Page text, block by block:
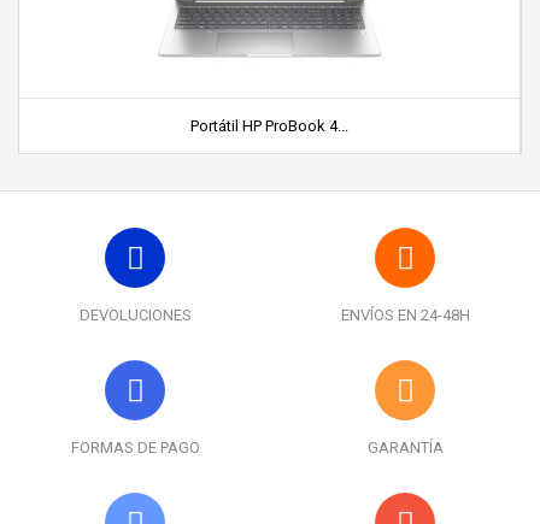
Portátil HP ProBook 4...
DEVOLUCIONES ENVÍOS EN 24-48H
FORMAS DE PAGO GARANTÍA